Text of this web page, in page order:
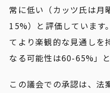
常に低い（カッツ氏は月
15%）と評価しています
てより楽観的な見通しを
なる可能性は60-65%」と
この議会での承認は、法